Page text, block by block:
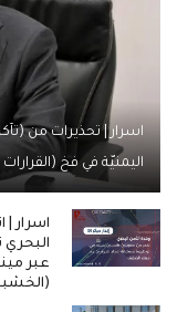
اسرار | تحذيرات من
اليمنيّة في فخ (القرارات
عبر